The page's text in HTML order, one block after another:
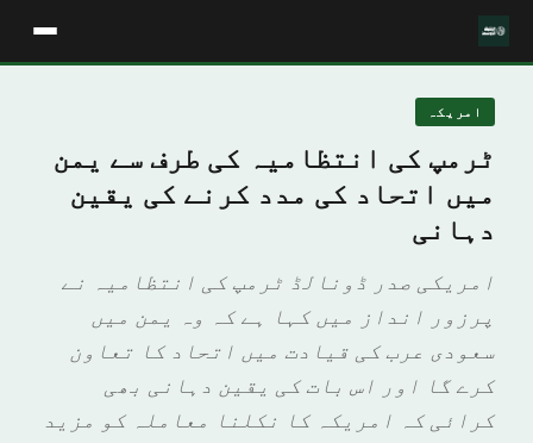
امريكہ
ٹرمپ کی انتظامیہ کی طرف سے یمن
میں اتحاد کی مدد کرنے کی یقین
دہانی
امریکی صدر ڈونالڈ ٹرمپ کی انتظامیہ نے
پرزور انداز میں کہا ہے کہ وہ یمن میں
سعودی عرب کی قیادت میں اتحاد کا تعاون
کرے گا اور اس بات کی یقین دہانی بھی
کرائی کہ امریکہ کا نکلنا معاملہ کو مزید